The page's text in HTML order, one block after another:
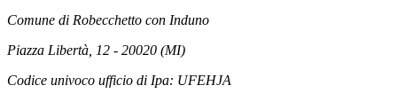
Comune di Robecchetto con Induno
Piazza Libertà, 12 - 20020 (MI)
Codice univoco ufficio di Ipa: UFEHJA